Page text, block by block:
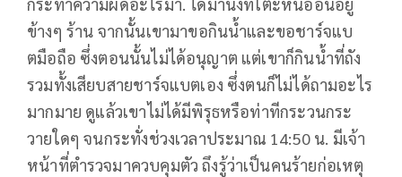
กระทำความผิดอะไรมา. ได้มานั่งที่โต๊ะหินอ่อนอยู่
ข้างๆ ร้าน จากนั้นเขามาขอกินน้ำและขอชาร์จแบ
ตมือถือ ซึ่งตอนนั้นไม่ได้อนุญาต แต่เขาก็กินน้ำที่ถัง
รวมทั้งเสียบสายชาร์จแบตเอง ซึ่งตนก็ไม่ได้ถามอะไร
มากมาย ดูแล้วเขาไม่ได้มีพิรุธหรือท่าทีกระวนกระ
วายใดๆ จนกระทั่งช่วงเวลาประมาณ 14:50 น. มีเจ้า
หน้าที่ตำรวจมาควบคุมตัว ถึงรู้ว่าเป็นคนร้ายก่อเหตุ